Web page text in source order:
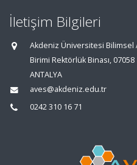
İletişim Bilgileri
Akdeniz Üniversitesi Bilimsel
Birimi Rektörlük Binası, 07058
ANTALYA
aves@akdeniz.edu.tr
0242 310 16 71